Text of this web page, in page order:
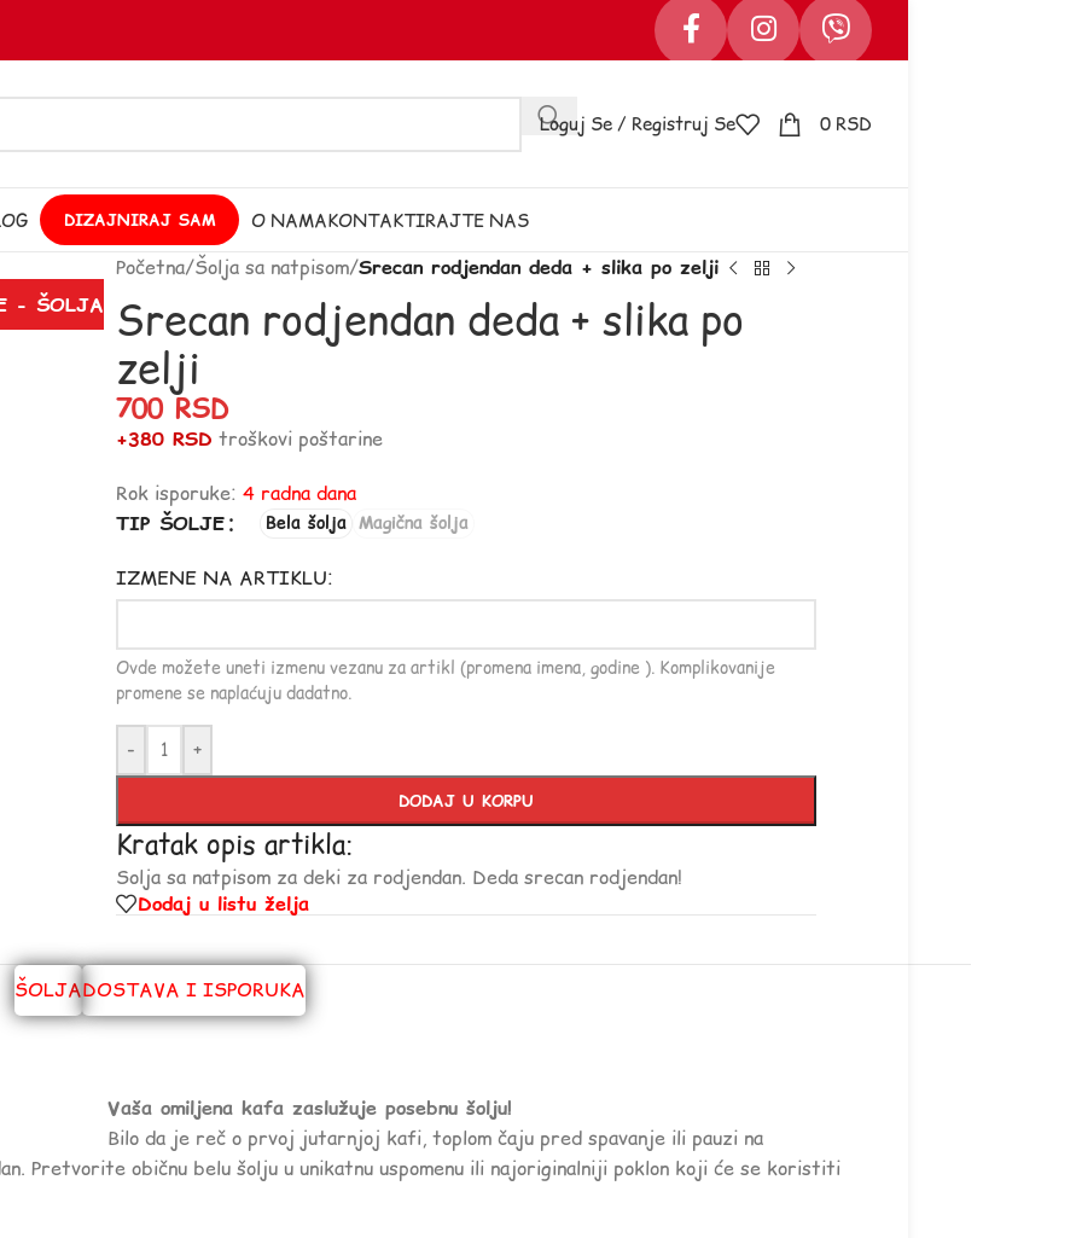
Loguj Se / Registruj Se 0 RSD
DIZAJNIRAJ SAM O NAMAKONTAKTIRAJTE NAS
- ŠOLJA
Početna/Šolja sa natpisom/Srecan rodjendan deda + slika po zelji
Srecan rodjendan deda + slika po
zelji
700 RSD
+380 RSD troškovi poštarine
Rok isporuke: 4 radna dana
TIP ŠOLJE
Bela šolja Magična šolja
IZMENE NA ARTIKLU:
Ovde možete uneti izmenu vezanu za artikl (promena imena, godine ). Komplikovanije
promene se naplaćuju dadatno.
- +
DODAJ U KORPU
Kratak opis artikla:
Solja sa natpisom za deki za rodjendan. Deda srecan rodjendan!
Dodaj u listu želja
ŠOLJADOSTAVA I ISPORUKA
Vaša omiljena kafa zaslužuje posebnu šolju!
Bilo da je reč o prvoj jutarnjoj kafi, toplom čaju pred spavanje ili pauzi na
Pretvorite običnu belu šolju u unikatnu uspomenu ili najoriginalniji poklon koji će se koristiti